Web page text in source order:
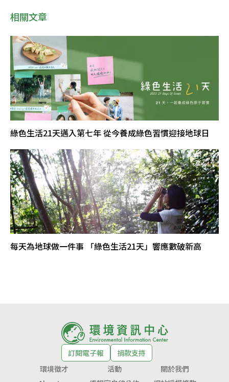
相關文章
綠色生活21天邁入第七年 從今養成綠色習慣迎接地球日
每天為地球做一件事 「綠色生活21天」響應數破新高
訂閱電子報
捐款支持
環境徵才
活動
關於我們